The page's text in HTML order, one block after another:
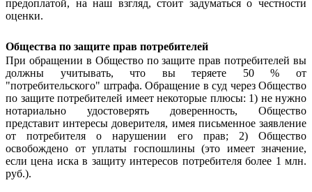
предоплатой, на наш взгляд, стоит задуматься о честности
оценки.
Общества по защите прав потребителей
При обращении в Общество по защите прав потребителей вы
должны учитывать, что вы теряете 50 % от
"потребительского" штрафа. Обращение в суд через Общество
по защите потребителей имеет некоторые плюсы: 1) не нужно
нотариально удостоверять доверенность, Общество
представит интересы доверителя, имея письменное заявление
от потребителя о нарушении его прав; 2) Общество
освобождено от уплаты госпошлины (это имеет значение,
если цена иска в защиту интересов потребителя более 1 млн.
руб.).